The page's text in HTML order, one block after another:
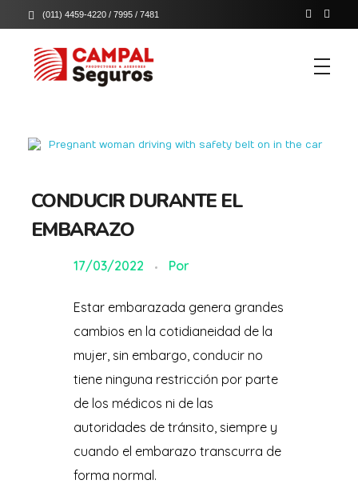
(011) 4459-4220 / 7995 / 7481
CONDUCIR DURANTE EL
EMBARAZO
17/03/2022 Por
Estar embarazada genera grandes
cambios en la cotidianeidad de la
mujer, sin embargo, conducir no
tiene ninguna restricción por parte
de los médicos ni de las
autoridades de tránsito, siempre y
cuando el embarazo transcurra de
forma normal.